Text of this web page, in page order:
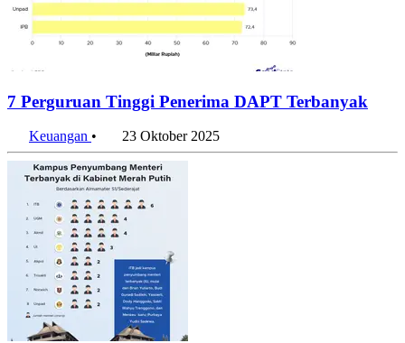
7 Perguruan Tinggi Penerima DAPT Terbanyak
Keuangan • 23 Oktober 2025